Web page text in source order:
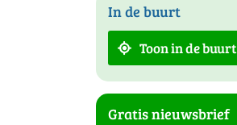
In de buurt
Toon in de buurt
Gratis nieuwsbrief